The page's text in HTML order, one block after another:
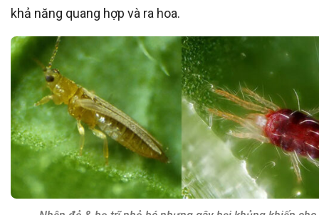
khả năng quang hợp và ra hoa.